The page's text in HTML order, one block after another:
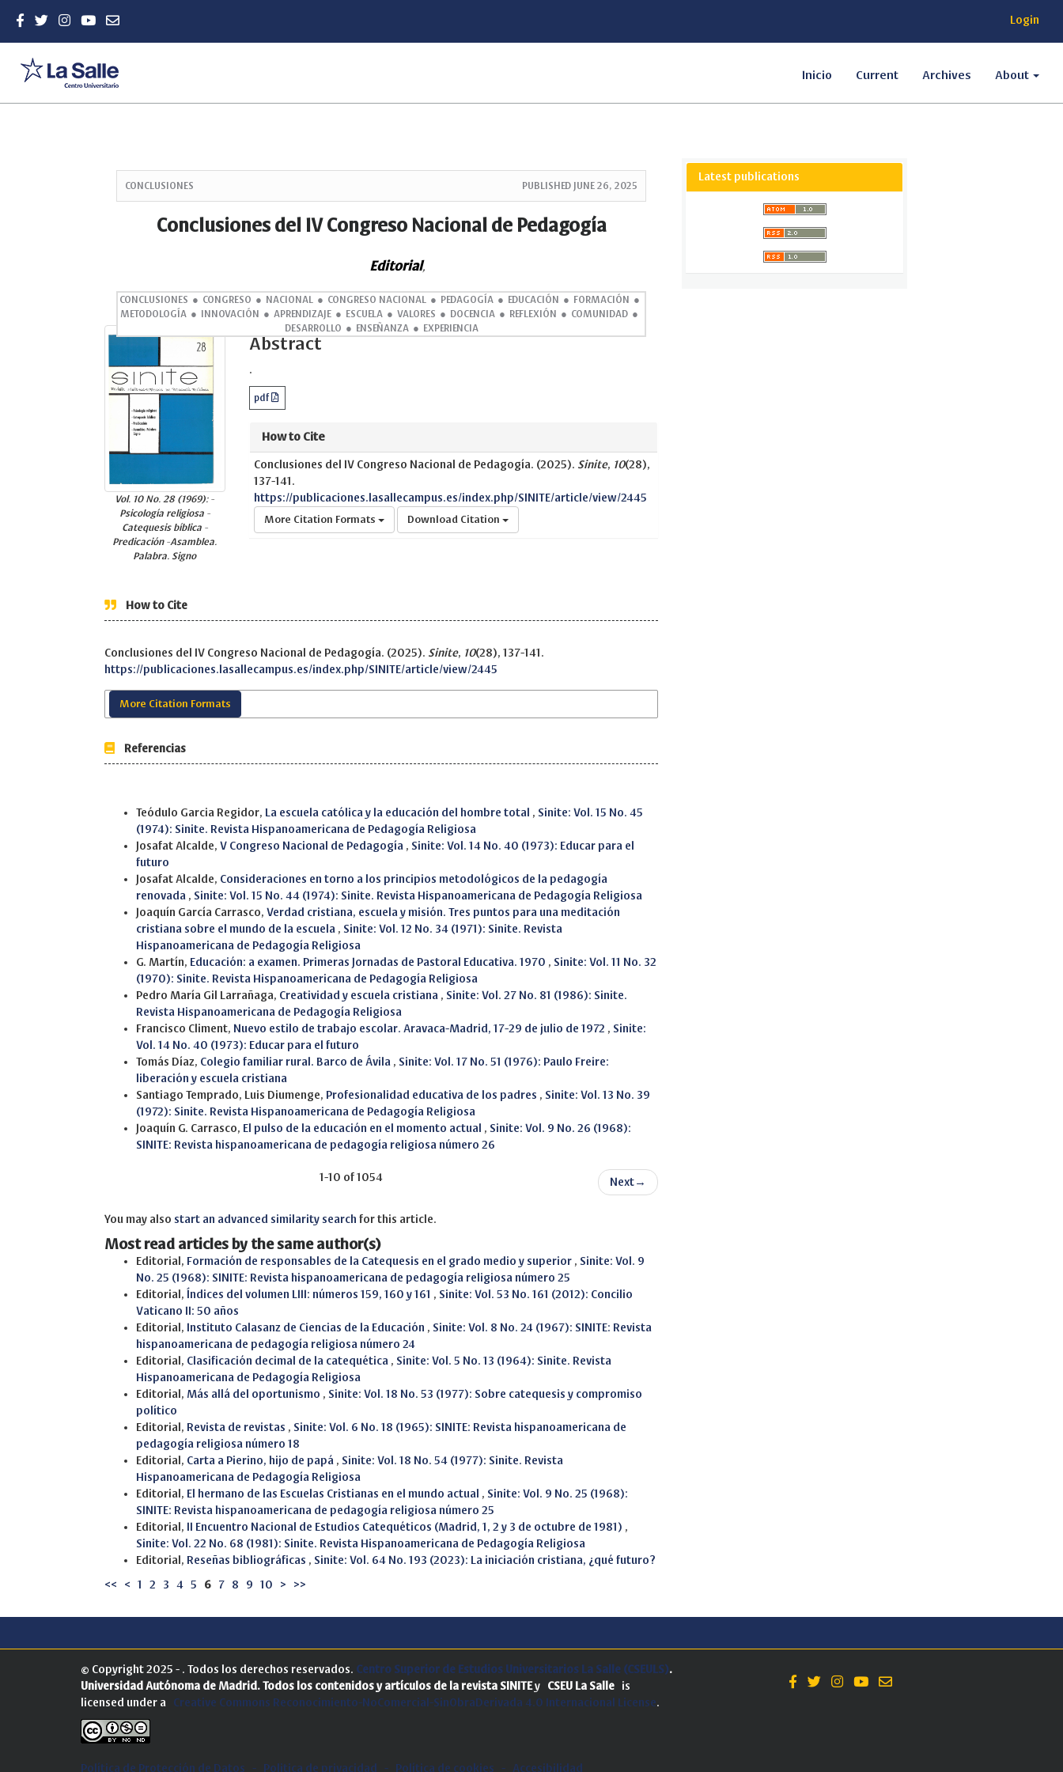
Login
Inicio Current Archives About
CONCLUSIONES PUBLISHED JUNE 26, 2025
Conclusiones del IV Congreso Nacional de Pedagogía
Editorial,
CONCLUSIONES CONGRESO NACIONAL CONGRESO NACIONAL PEDAGOGÍA EDUCACIÓN
FORMACIÓN
METODOLOGÍA
INNOVACIÓN APRENDIZAJE ESCUELA VALORES DOCENCIA REFLEXIÓN
COMUNIDAD
DESARROLLO
ENSEÑANZA EXPERIENCIA
Vol. 10 No. 28 (1969): -
Psicología religiosa -
Catequesis bíblica -
Predicación -Asamblea.
Palabra. Signo
Abstract
.
pdf
How to Cite
Conclusiones del IV Congreso Nacional de Pedagogía. (2025). Sinite, 10(28),
137-141.
https://publicaciones.lasallecampus.es/index.php/SINITE/article/view/2445
More Citation Formats Download Citation
How to Cite
Conclusiones del IV Congreso Nacional de Pedagogía. (2025). Sinite, 10(28), 137-141.
https://publicaciones.lasallecampus.es/index.php/SINITE/article/view/2445
More Citation Formats
Referencias
Teódulo Garcia Regidor, La escuela católica y la educación del hombre total , Sinite: Vol. 15 No. 45
(1974): Sinite. Revista Hispanoamericana de Pedagogía Religiosa
Josafat Alcalde, V Congreso Nacional de Pedagogía , Sinite: Vol. 14 No. 40 (1973): Educar para el
futuro
Josafat Alcalde, Consideraciones en torno a los principios metodológicos de la pedagogía
renovada , Sinite: Vol. 15 No. 44 (1974): Sinite. Revista Hispanoamericana de Pedagogía Religiosa
Joaquín García Carrasco, Verdad cristiana, escuela y misión. Tres puntos para una meditación
cristiana sobre el mundo de la escuela , Sinite: Vol. 12 No. 34 (1971): Sinite. Revista
Hispanoamericana de Pedagogía Religiosa
G. Martín, Educación: a examen. Primeras Jornadas de Pastoral Educativa. 1970 , Sinite: Vol. 11 No. 32
(1970): Sinite. Revista Hispanoamericana de Pedagogía Religiosa
Pedro María Gil Larrañaga, Creatividad y escuela cristiana , Sinite: Vol. 27 No. 81 (1986): Sinite.
Revista Hispanoamericana de Pedagogía Religiosa
Francisco Climent, Nuevo estilo de trabajo escolar. Aravaca-Madrid, 17-29 de julio de 1972 , Sinite:
Vol. 14 No. 40 (1973): Educar para el futuro
Tomás Díaz, Colegio familiar rural. Barco de Ávila , Sinite: Vol. 17 No. 51 (1976): Paulo Freire:
liberación y escuela cristiana
Santiago Temprado, Luis Diumenge, Profesionalidad educativa de los padres , Sinite: Vol. 13 No. 39
(1972): Sinite. Revista Hispanoamericana de Pedagogía Religiosa
Joaquín G. Carrasco, El pulso de la educación en el momento actual , Sinite: Vol. 9 No. 26 (1968):
SINITE: Revista hispanoamericana de pedagogía religiosa número 26
1-10 of 1054 Next →
You may also start an advanced similarity search for this article.
Most read articles by the same author(s)
Editorial, Formación de responsables de la Catequesis en el grado medio y superior , Sinite: Vol. 9
No. 25 (1968): SINITE: Revista hispanoamericana de pedagogía religiosa número 25
Editorial, Índices del volumen LIII: números 159, 160 y 161 , Sinite: Vol. 53 No. 161 (2012): Concilio
Vaticano II: 50 años
Editorial, Instituto Calasanz de Ciencias de la Educación , Sinite: Vol. 8 No. 24 (1967): SINITE: Revista
hispanoamericana de pedagogía religiosa número 24
Editorial, Clasificación decimal de la catequética , Sinite: Vol. 5 No. 13 (1964): Sinite. Revista
Hispanoamericana de Pedagogía Religiosa
Editorial, Más allá del oportunismo , Sinite: Vol. 18 No. 53 (1977): Sobre catequesis y compromiso
político
Editorial, Revista de revistas , Sinite: Vol. 6 No. 18 (1965): SINITE: Revista hispanoamericana de
pedagogía religiosa número 18
Editorial, Carta a Pierino, hijo de papá , Sinite: Vol. 18 No. 54 (1977): Sinite. Revista
Hispanoamericana de Pedagogía Religiosa
Editorial, El hermano de las Escuelas Cristianas en el mundo actual , Sinite: Vol. 9 No. 25 (1968):
SINITE: Revista hispanoamericana de pedagogía religiosa número 25
Editorial,
II Encuentro Nacional de Estudios Catequéticos (Madrid, 1, 2 y 3 de octubre de 1981) ,
Sinite: Vol. 22 No. 68 (1981): Sinite. Revista Hispanoamericana de Pedagogía Religiosa
Editorial, Reseñas bibliográficas , Sinite: Vol. 64 No. 193 (2023): La iniciación cristiana, ¿qué futuro?
<< < 1 2 3 4 5 6 7 8 9 10 > >>
Latest publications
© Copyright 2025 - . Todos los derechos reservados. Centro Superior de Estudios Universitarios La Salle (CSEULS).
Universidad Autónoma de Madrid. Todos los contenidos y artículos de la revista SINITEy CSEU La Salle is
licensed under a Creative Commons Reconocimiento-NoComercial-SinObraDerivada 4.0 Internacional License.
Política de Protección de Datos - Politica de privacidad - Política de cookies - Accesibilidad